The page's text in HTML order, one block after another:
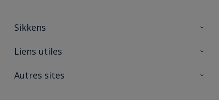
Sikkens
A propos de Sikkens
Liens utiles
Ouvrir un magasin PASS
Autres sites